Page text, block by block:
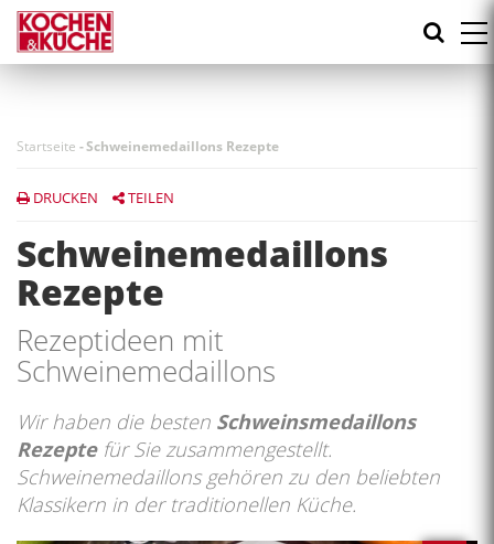
Direkt
zum
Inhalt
Startseite -Schweinemedaillons Rezepte
DRUCKEN TEILEN
Schweinemedaillons
Rezepte
Rezeptideen mit
Schweinemedaillons
Wir haben die besten Schweinsmedaillons
Rezeptefür Sie zusammengestellt.
Schweinemedaillons gehören zu den beliebten
Klassikern in der traditionellen Küche.